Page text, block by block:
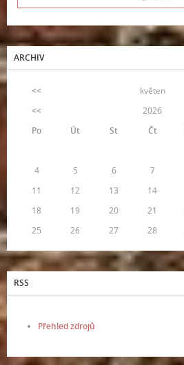
ARCHIV
<< květen
<<
2026
Po
Út St Čt
4
5 6 7
11
12 13 14
18
19 20 21
25
26 27 28
RSS
Přehled zdrojů